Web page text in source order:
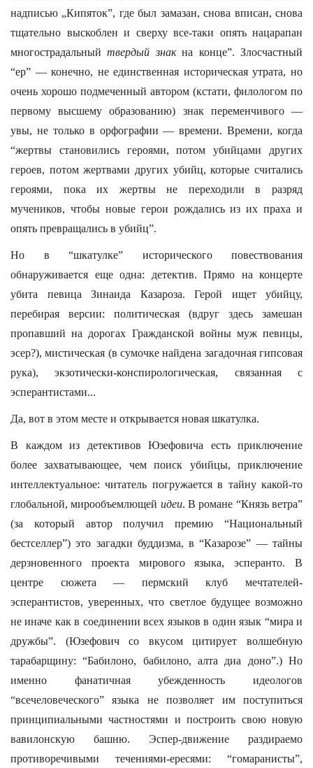
надписью „Кипяток”, где был замазан, снова вписан, снова
тщательно выскоблен и сверху все-таки опять нацарапан
многострадальныйтвердый знакна конце”. Злосчастный
“ер” — конечно, не единственная историческая утрата, но
очень хорошо подмеченный автором (кстати, филологом по
первому высшему образованию) знак переменчивого —
увы, не только в орфографии — времени. Времени, когда
“жертвы становились героями, потом убийцами других
героев, потом жертвами других убийц, которые считались
героями, пока их жертвы не переходили в разряд
мучеников, чтобы новые герои рождались из их праха и
опять превращались в убийц”.
Но в “шкатулке” исторического повествования
обнаруживается еще одна: детектив. Прямо на концерте
убита певица Зинаида Казароза. Герой ищет убийцу,
перебирая версии: политическая (вдруг здесь замешан
пропавший на дорогах Гражданской войны муж певицы,
эсер?), мистическая (в сумочке найдена загадочная гипсовая
рука), экзотически-конспирологическая, связанная с
эсперантистами...
Да, вот в этом месте и открывается новая шкатулка.
В каждом из детективов Юзефовича есть приключение
более захватывающее, чем поиск убийцы, приключение
интеллектуальное: читатель погружается в тайну какой-то
глобальной, мирообъемлющей идеи. В романе “Князь ветра”
(за который автор получил премию “Национальный
бестселлер”) это загадки буддизма, в “Казарозе” — тайны
дерзновенного проекта мирового языка, эсперанто. В
центре сюжета — пермский клуб мечтателей-
эсперантистов, уверенных, что светлое будущее возможно
не иначе как в соединении всех языков в один язык “мира и
дружбы”. (Юзефович со вкусом цитирует волшебную
тарабарщину: “Бабилоно, бабилоно, алта диа доно”.) Но
именно фанатичная убежденность идеологов
“всечеловеческого” языка не позволяет им поступиться
принципиальными частностями и построить свою новую
вавилонскую башню. Эспер-движение раздираемо
противоречивыми течениями-ересями: “гомаранисты”,